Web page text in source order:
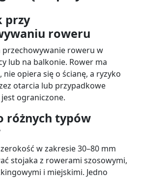
przy
roweru
przechowywanie roweru w
lub na balkonie. Rower ma
nie opiera się o ścianę, a ryzyko
otarcia lub przypadkowe
ograniczone.
różnych typów
w zakresie 30–80 mm
stojaka z rowerami szosowymi,
i miejskimi. Jedno